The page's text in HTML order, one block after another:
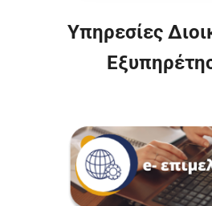
Υπηρεσίες